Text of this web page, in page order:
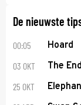
De nieuwste
00:05 Hoard
03 OKT The End
25 OKT